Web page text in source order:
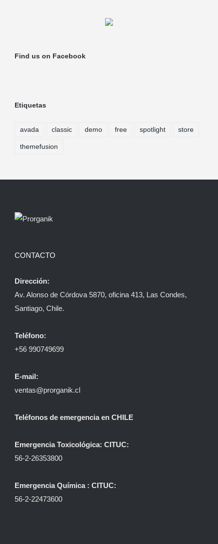
Find us on Facebook
Etiquetas
avada classic demo free spotlight store
themefusion
CONTACTO
Dirección:
Av. Alonso de Córdova 5870, oficina 413, Las Condes,
Santiago, Chile.
Teléfono:
+56 990749699
E-mail:
ventas@prorganik.cl
Teléfonos de emergencia en CHILE
Emergencia Toxicológica: CITUC:
56-2-26353800
Emergencia Química : CITUC:
56-2-22473600